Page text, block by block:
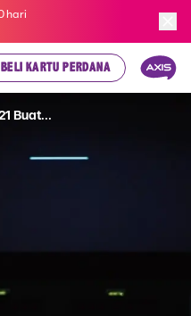
hari
BELI KARTU PERDANA
Buat...